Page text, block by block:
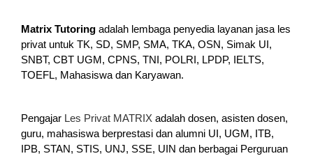
Matrix Tutoring adalah lembaga penyedia layanan jasa les
privat untuk TK, SD, SMP, SMA, TKA, OSN, Simak UI,
SNBT, CBT UGM, CPNS, TNI, POLRI, LPDP, IELTS,
TOEFL, Mahasiswa dan Karyawan.
Pengajar Les Privat MATRIXadalah dosen, asisten dosen,
guru, mahasiswa berprestasi dan alumni UI, UGM, ITB,
IPB, STAN, STIS, UNJ, SSE, UIN dan berbagai Perguruan